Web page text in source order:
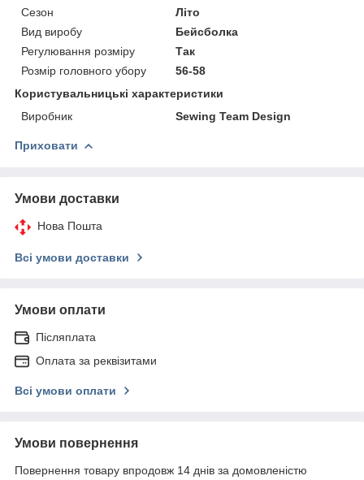
Сезон
Літо
Вид виробу
Бейсболка
Регулювання розміру
Так
Розмір головного убору
56-58
Користувальницькі характеристики
Виробник
Sewing Team Design
Приховати
Умови доставки
Нова Пошта
Всі умови доставки
Умови оплати
Післяплата
Оплата за реквізитами
Всі умови оплати
Умови повернення
Повернення товару впродовж 14 днів за домовленістю